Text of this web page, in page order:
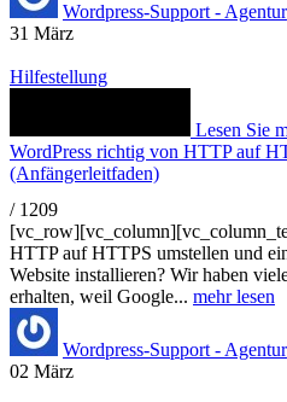
Wordpress-Support - Agentur
31 März
Hilfestellung
Lesen Sie
WordPress richtig von HTTP auf
(Anfängerleitfaden)
/ 1209
HTTP auf HTTPS umstellen und
Website installieren? Wir haben
erhalten, weil Google... mehr lesen
Wordpress-Support - Agentur
02 März